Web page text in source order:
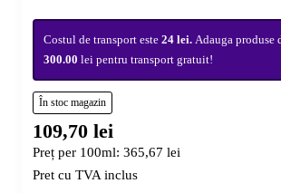
Costul de transport este 24 lei. Adauga produse
300.00 lei pentru transport gratuit!
În stoc magazin
109,70 lei
Preț per 100ml: 365,67 lei
Pret cu TVA inclus